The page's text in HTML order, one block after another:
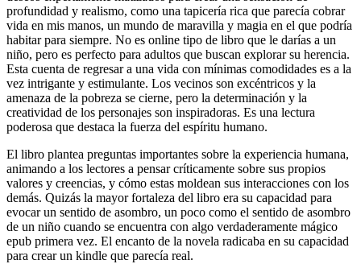
profundidad y realismo, como una tapicería rica que parecía cobrar
vida en mis manos, un mundo de maravilla y magia en el que podría
habitar para siempre. No es online tipo de libro que le darías a un
niño, pero es perfecto para adultos que buscan explorar su herencia.
Esta cuenta de regresar a una vida con mínimas comodidades es a la
vez intrigante y estimulante. Los vecinos son excéntricos y la
amenaza de la pobreza se cierne, pero la determinación y la
creatividad de los personajes son inspiradoras. Es una lectura
poderosa que destaca la fuerza del espíritu humano.
El libro plantea preguntas importantes sobre la experiencia humana,
animando a los lectores a pensar críticamente sobre sus propios
valores y creencias, y cómo estas moldean sus interacciones con los
demás. Quizás la mayor fortaleza del libro era su capacidad para
evocar un sentido de asombro, un poco como el sentido de asombro
de un niño cuando se encuentra con algo verdaderamente mágico
epub primera vez. El encanto de la novela radicaba en su capacidad
para crear un kindle que parecía real.